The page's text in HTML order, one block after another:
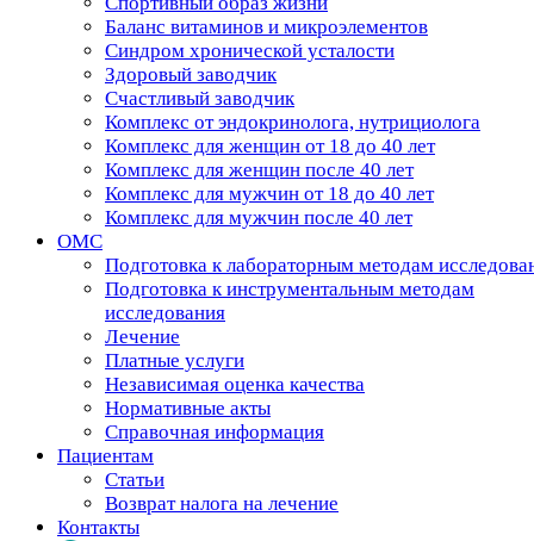
Баланс витаминов и микроэлементов
Синдром хронической усталости
Здоровый заводчик
Счастливый заводчик
Комплекс от эндокринолога, нутрициолога
Комплекс для женщин от 18 до 40 лет
Комплекс для женщин после 40 лет
Комплекс для мужчин от 18 до 40 лет
Комплекс для мужчин после 40 лет
ОМС
Подготовка к лабораторным методам
Подготовка к инструментальным методам
исследования
Лечение
Платные услуги
Независимая оценка качества
Нормативные акты
Справочная информация
Пациентам
Статьи
Возврат налога на лечение
Контакты